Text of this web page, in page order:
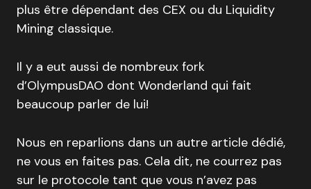
plus être dépendant des CEX ou du Liquidity
Mining classique.
Il y a eut aussi de nombreux fork
d’OlympusDAO dont Wonderland qui fait
beaucoup parler de lui!
Nous en reparlions dans un autre article dédié,
ne vous en faites pas. Cela dit, ne courrez pas
sur le protocole tant que vous n’avez pas